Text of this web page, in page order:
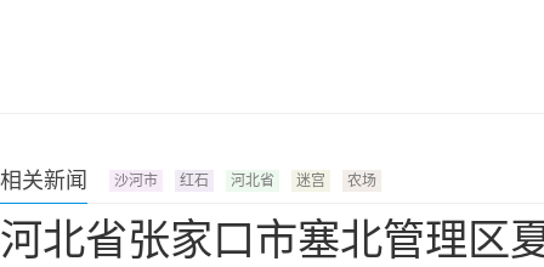
相关新闻 沙河市 红石 河北省 迷宫 农场
河北省张家口市塞北管理区